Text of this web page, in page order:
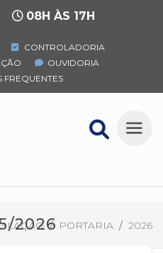
08H ÀS 17H
CONTROLADORIA
OUVIDORIA
FREQUENTES
2026 PORTARIA 2026